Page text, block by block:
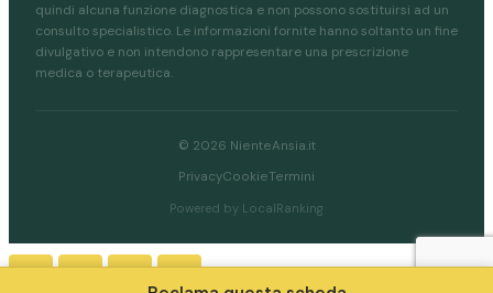
quindi alcuna funzione diagnostica e non possono sostituirsi ad un
consulto specialistico. Le informazioni fornite hanno soltanto un fine
divulgativo e non intendono rappresentare una prescrizione
medica o terapeutica.
© 2026 NienteAnsia.it
PrivacyCookieTermini
Powered by LocalRanking